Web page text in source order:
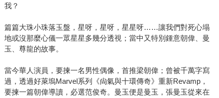
我？
篇篇大珠小珠落玉盤，星呀，星呀，星星呀……讓我們對死心塌
地或沒那麼心儀一眾星星多幾分透視；當中又特別鍾意朝偉、曼
玉、尊龍的故事。
當今華人演員，要揀一名男性偶像，首推梁朝偉；曾被千萬字寫
過，透過好萊塢Marvel系列《尙氣與十環傳奇》重新Revamp，
要揀一篇朝偉導讀，必選范俊奇。曼玉便是曼玉，張曼玉從來在